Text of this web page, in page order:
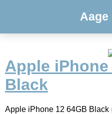
Aage
Apple iPhone
Black
Apple iPhone 12 64GB Black